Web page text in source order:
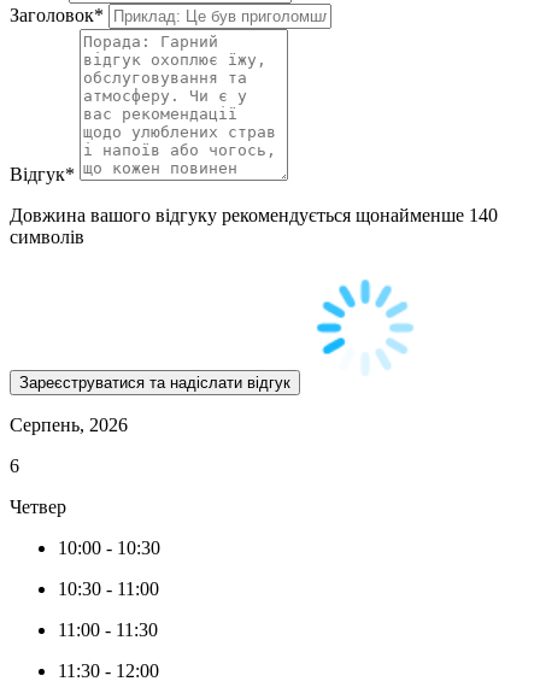
Заголовок*
Відгук*
Довжина вашого відгуку рекомендується щонайменше 140
символів
Серпень, 2026
6
Четвер
10:00 - 10:30
10:30 - 11:00
11:00 - 11:30
11:30 - 12:00